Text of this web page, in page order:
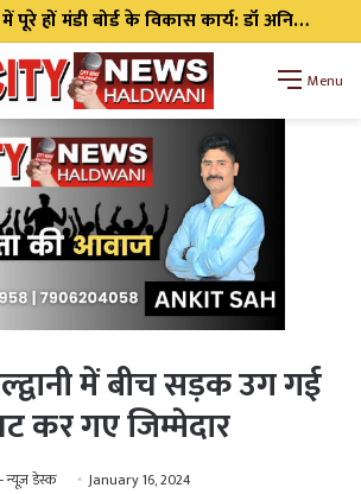
निर्धारित समय सीमा में पूरे हों मंडी बोर्ड के विकास कार्य: डॉ अनिल डब्बू
Menu
में बीच सड़क उग गई
कर गए जिम्मेदार
न्यूज़ डेस्क January 16, 2024